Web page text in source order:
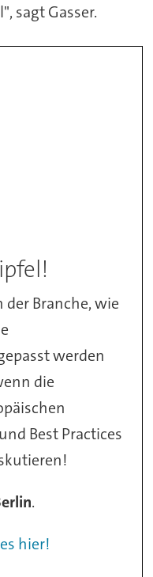
sagt Gasser.
der Branche, wie
werden
die
Best Practices
.
hier!